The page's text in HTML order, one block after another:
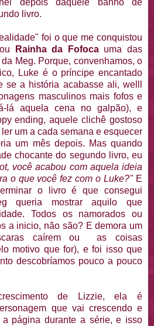
depois daquele banho de
livro.
foi o que me conquistou
Rainha da Fofocauma das
Meg. Porque, convenhamos, o
Luke é o príncipe encantado
se a história acabasse ali, welll
masculinos mais fofos e
lá aquela cena no galpão), e
ending, aquele clichê gostoso
um a cada semana e esquecer
um mês depois. Mas quando
chocante do segundo livro, eu
você acabou com aquela ideia
o que você fez com o Luke?"E
o livro é que consegui
queria mostrar aquilo que
Todos os namorados ou
a inicio, não são? E demora um
caírem ou as coisas
motivo que for), e foi isso que
descobríamos pouco a pouco
de Lizzie, ela é
que vai crescendo e
a página durante a série, e isso